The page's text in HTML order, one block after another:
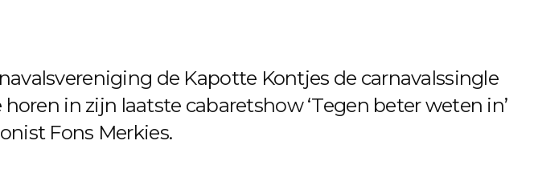
de Kapotte Kontjes de carnavalssingle
in zijn laatste cabaretshow ‘Tegen beter weten in’
Fons Merkies.